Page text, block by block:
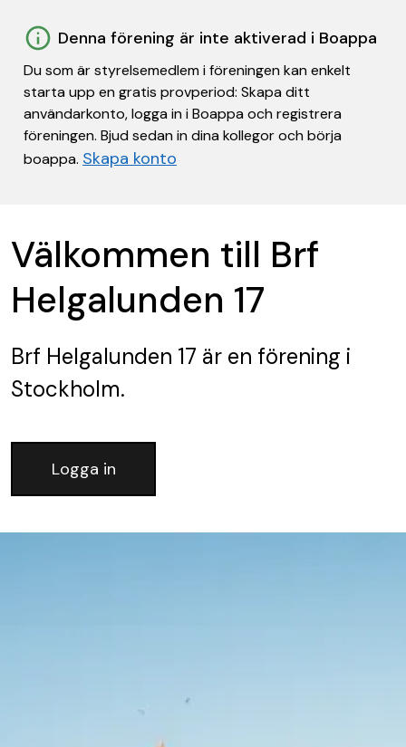
Denna förening är inte aktiverad i Boappa
Du som är styrelsemedlem i föreningen kan enkelt
starta upp en gratis provperiod: Skapa ditt
användarkonto, logga in i Boappa och registrera
föreningen. Bjud sedan in dina kollegor och börja
boappa. Skapa konto
Välkommen till Brf
Helgalunden 17
Brf Helgalunden 17 är en förening i
Stockholm.
Logga in